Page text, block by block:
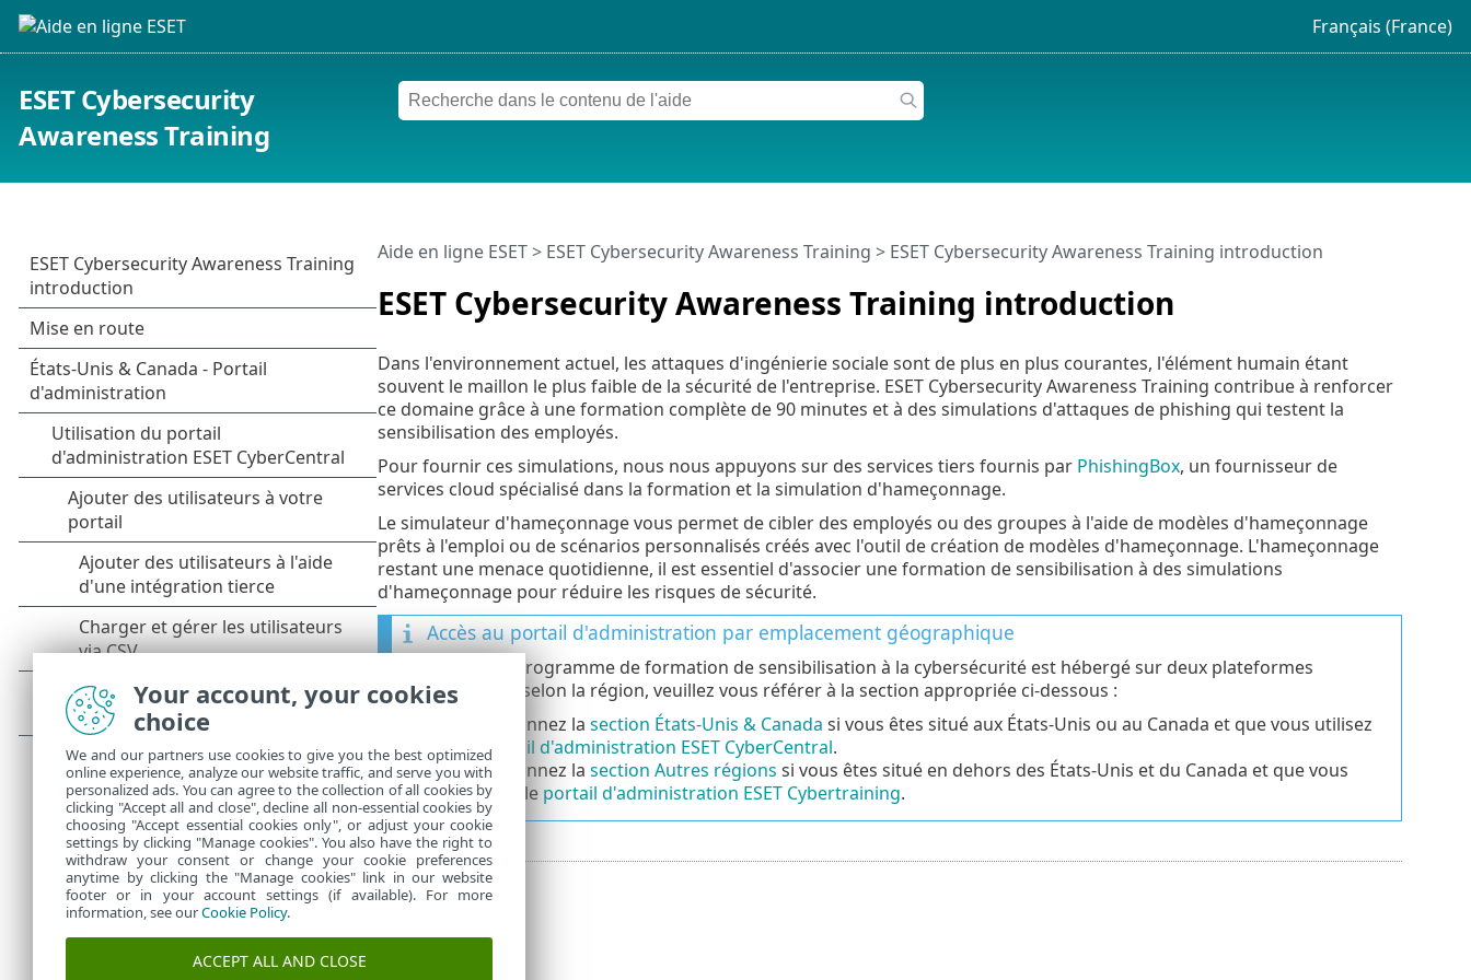
Français (France)
ESET Cybersecurity
Awareness Training
ESET Cybersecurity Awareness Training introduction
Aide en ligne ESET> ESET Cybersecurity Awareness Training > ESET Cybersecurity Awareness Training introduction
Dans l'environnement actuel, les attaques d'ingénierie sociale sont de plus en plus courantes, l'élément humain étant
souvent le maillon le plus faible de la sécurité de l'entreprise. ESET Cybersecurity Awareness Training contribue à renforcer
ce domaine grâce à une formation complète de 90 minutes et à des simulations d'attaques de phishing qui testent la
sensibilisation des employés.
Pour fournir ces simulations, nous nous appuyons sur des services tiers fournis par PhishingBox, un fournisseur de
services cloud spécialisé dans la formation et la simulation d'hameçonnage.
Le simulateur d'hameçonnage vous permet de cibler des employés ou des groupes à l'aide de modèles d'hameçonnage
prêts à l'emploi ou de scénarios personnalisés créés avec l'outil de création de modèles d'hameçonnage. L'hameçonnage
restant une menace quotidienne, il est essentiel d'associer une formation de sensibilisation à des simulations
d'hameçonnage pour réduire les risques de sécurité.
Accès au portail d'administration par emplacement géographique
Comme le programme de formation de sensibilisation à la cybersécurité est hébergé sur deux plateformes
différentes selon la région, veuillez vous référer à la section appropriée ci-dessous :
Sélectionnez la section États-Unis & Canada si vous êtes situé aux États-Unis ou au Canada et que vous utilisez
leportail d'administration ESET CyberCentral.
• Sélectionnez la section Autres régions si vous êtes situé en dehors des États-Unis et du Canada et que vous
utilisez le portail d'administration ESET Cybertraining.
Your account, your cookies
choice
We and our partners use cookies to give you the best optimized
online experience, analyze our website traffic, and serve you with
personalized ads. You can agree to the collection of all cookies by
clicking "Accept all and close", decline all non-essential cookies by
choosing "Accept essential cookies only", or adjust your cookie
settings by clicking "Manage cookies". You also have the right to
withdraw your consent or change your cookie preferences
anytime by clicking the "Manage cookies" link in our website
footer or in your account settings (if available). For more
information, see ourCookie Policy.
ACCEPT ALL AND CLOSE